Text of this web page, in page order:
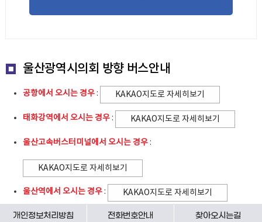
울산광역시의회 방향 버스안내
공항에서 오시는 경우: KAKAO지도로 자세히보기
태화강역에서 오시는 경우: KAKAO지도로 자세히보기
울산고속버스터미널에서 오시는 경우:
KAKAO지도로 자세히보기
울산역에서 오시는 경우: KAKAO지도로 자세히보기
개인정보처리방침 전화번호안내 찾아오시는길